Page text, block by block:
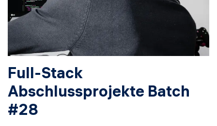
Full-Stack
Abschlussprojekte Batch
#28